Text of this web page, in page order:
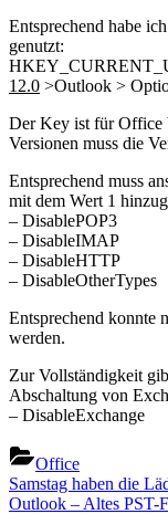
Entsprechend habe
genutzt:
12.0 >Outlook >
Der Key ist für Office
Versionen muss die
Entsprechend muss
mit dem Wert 1
– DisablePOP3
– DisableIMAP
– DisableHTTP
– DisableOtherTypes
Entsprechend konnte
werden.
Zur Vollständigkeit
Abschaltung von
– DisableExchange
Office
Previous
Post:
Samstag haben die
Next
Outlook – Altes PST-